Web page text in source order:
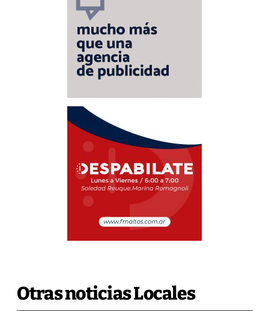
Otras noticias Locales